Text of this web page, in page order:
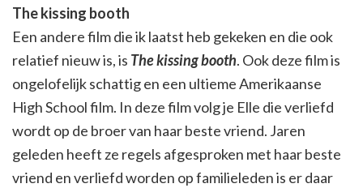
The kissing booth
Een andere film die ik laatst heb gekeken en die ook
relatief nieuw is, is The kissing booth. Ook deze film is
ongelofelijk schattig en een ultieme Amerikaanse
High School film. In deze film volg je Elle die verliefd
wordt op de broer van haar beste vriend. Jaren
geleden heeft ze regels afgesproken met haar beste
vriend en verliefd worden op familieleden is er daar